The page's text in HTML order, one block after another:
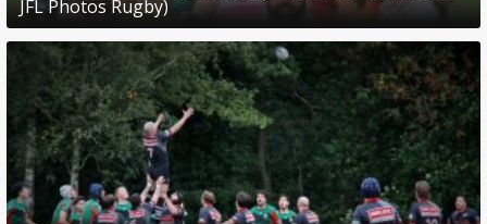
JFL Photos Rugby)